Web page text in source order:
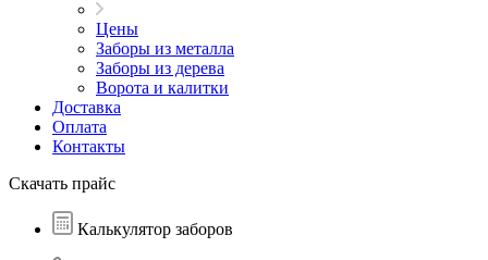
Цены
Заборы из металла
Заборы из дерева
Ворота и калитки
Доставка
Оплата
Контакты
Скачать прайс
Калькулятор заборов